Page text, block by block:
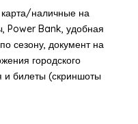
карта/наличные на
Power Bank, удобная
сезону, документ на
городского
и билеты (скриншоты